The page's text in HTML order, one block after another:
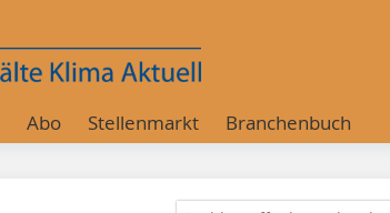
Abo Stellenmarkt Branchenbuch